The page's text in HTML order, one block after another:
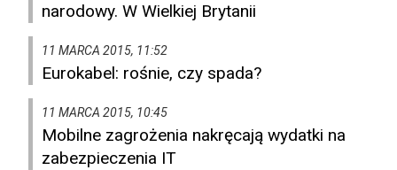
narodowy. W Wielkiej Brytanii
11 MARCA 2015, 11:52
Eurokabel: rośnie, czy spada?
11 MARCA 2015, 10:45
Mobilne zagrożenia nakręcają wydatki na
zabezpieczenia IT